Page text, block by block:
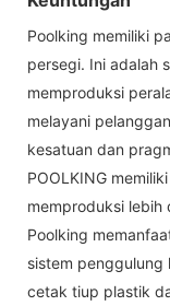
Poolking memiliki
persegi. Ini adalah
memproduksi
melayani
kesatuan dan
POOLKING
memproduksi
Poolking
sistem penggulung
cetak tiup plastik